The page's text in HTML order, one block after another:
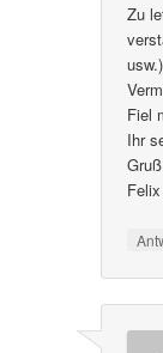
Zu
Fiel
Ihr
Felix